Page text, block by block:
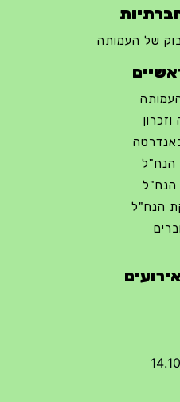
של העמותה
הנח"ל
הנח"ל
הנח"ל